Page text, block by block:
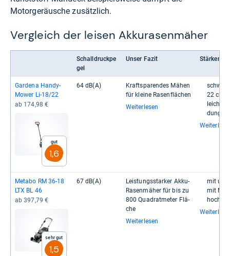
Motorgeräusche zusätzlich.
Vergleich der leisen Akkurasenmäher
Schalldruckpe
gel
Unser Fazit Stärken
Gar­dena Han­dy­
Mower Li-​18/22
ab 174,98 €
Gut
1,6
64 dB(A)
Kraftspa­ren­des Mähen
für kleine Rasen­flä­chen
Weiterlesen
22 cm
leichte
dung
Metabo RM 36-​18
LTX BL 46
ab 397,79 €
Sehr gut
1,5
67 dB(A)
Leis­tungs­star­ker Akku-​
Rasen­mä­her für bis zu
800 Qua­drat­me­ter Flä­
che
Weiterlesen
mit und
mit